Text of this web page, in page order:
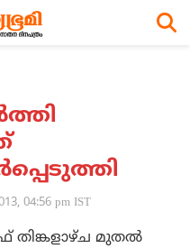
04:56 pm IST
തിങ്കളാഴ്ച മുതല്‍